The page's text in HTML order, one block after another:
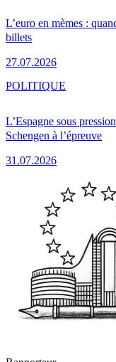
L’euro en mèmes :
billets
27.07.2026
L’Espagne sous
Schengen à l’épreuve
31.07.2026
POLITIQUE